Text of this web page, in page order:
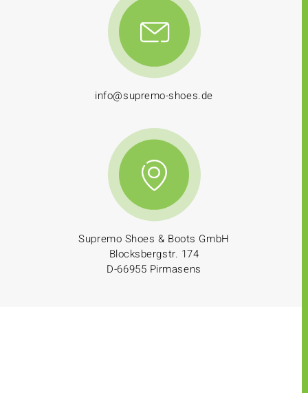
info@supremo-shoes.de
Supremo Shoes & Boots GmbH
Blocksbergstr. 174
D-66955 Pirmasens